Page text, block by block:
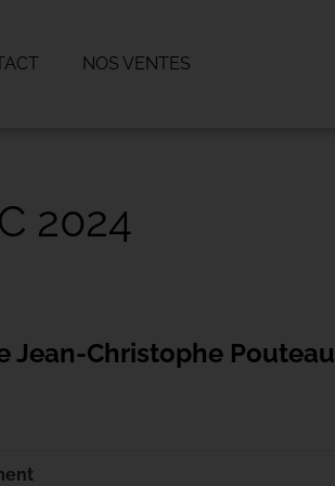
NOS VENTES
2024
Jean-Christophe Pouteau